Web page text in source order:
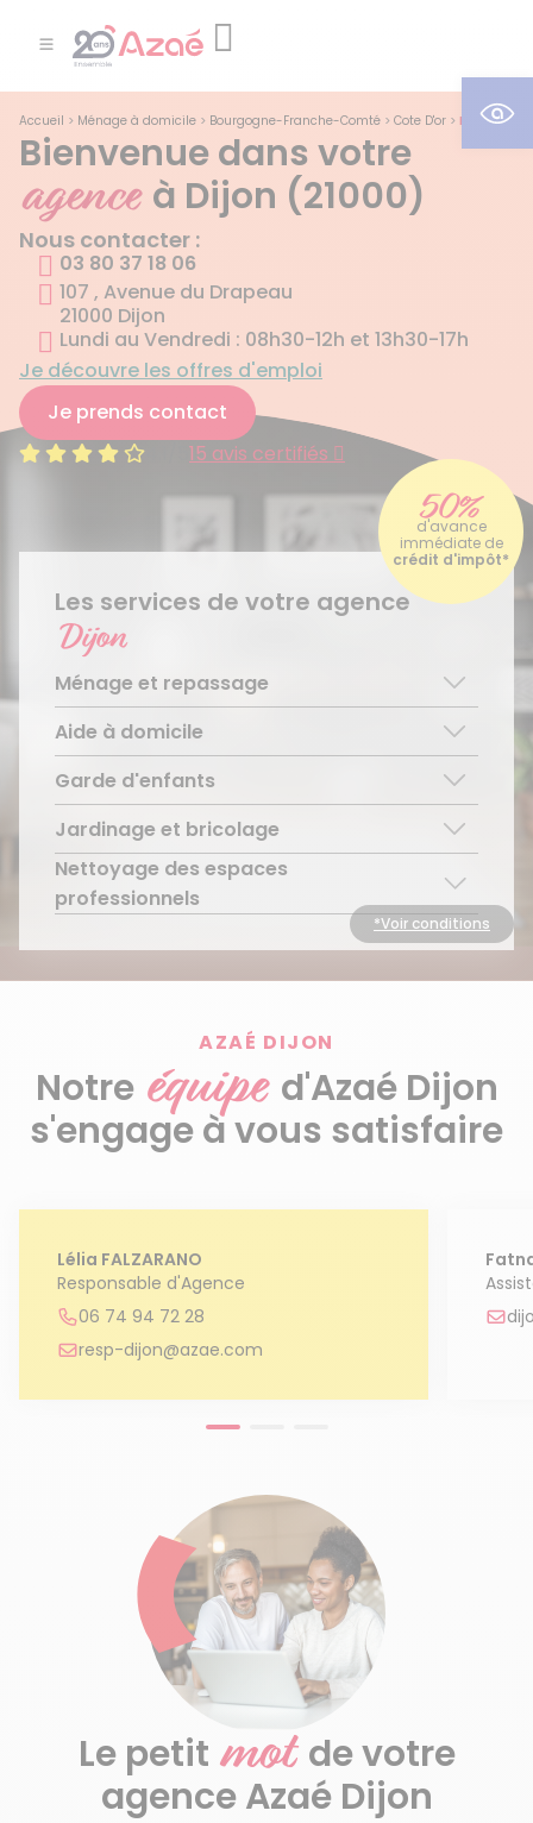
Accueil > Ménage à domicile > Bourgogne-Franche-Comté > Cote D'or > Dijon
Bienvenue dans votre
agence à Dijon (21000)
Nous contacter :
03 80 37 18 06
107 , Avenue du Drapeau
21000 Dijon
Lundi au Vendredi : 08h30-12h et 13h30-17h
Je découvre les offres d'emploi
Je prends contact
15 avis certifiés
50%
d'avance
immédiate de
crédit d'impôt*
Les services de votre agence
Dijon
Ménage et repassage
Ménage régulier
Ménage ponctuel
Repassage à domicile
Découvrir le service
Aide à domicile
Aide aux personnes âgées
Téléassistance pour personnes âgées
Accompagnement du handicap
Découvrir le service
Garde d'enfants
Garde d’enfants de plus de 3 ans
Découvrir le service
Jardinage et bricolage
Entretien régulier
Entretien ponctuel
Nettoyage des espaces
professionnels
*Voir conditions
AZAÉ DIJON
Notre équipe d'Azaé Dijon
s'engage à vous satisfaire
Lélia FALZARANO
Responsable d'Agence
06 74 94 72 28
resp-dijon@azae.com
Le petit mot de votre
agence Azaé Dijon